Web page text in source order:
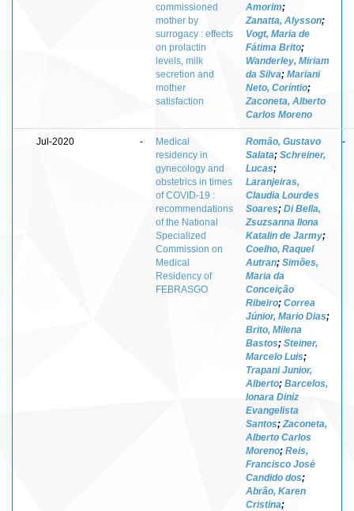
commissioned
mother by
surrogacy : effects
on prolactin
levels, milk
secretion and
mother
satisfaction
Amorim;
Zanatta, Alysson;
Vogt, Maria de
Fátima Brito;
Wanderley, Miriam
da Silva; Mariani
Neto, Coríntio;
Zaconeta, Alberto
Carlos Moreno
Jul-2020 -
Medical
residency in
gynecology and
obstetrics in times
of COVID-19 :
recommendations
of the National
Specialized
Commission on
Medical
Residency of
FEBRASGO
Romão, Gustavo
Salata; Schreiner,
Lucas;
Laranjeiras,
Claudia Lourdes
Soares; Di Bella,
Zsuzsanna Ilona
Katalin de Jarmy;
Coelho, Raquel
Autran; Simões,
Maria da
Conceição
Ribeiro; Correa
Júnior, Mario Dias;
Brito, Milena
Bastos; Steiner,
Marcelo Luis;
Trapani Junior,
Alberto; Barcelos,
Ionara Diniz
Evangelista
Santos; Zaconeta,
Alberto Carlos
Moreno; Reis,
Francisco José
Candido dos;
Abrão, Karen
Cristina;
-